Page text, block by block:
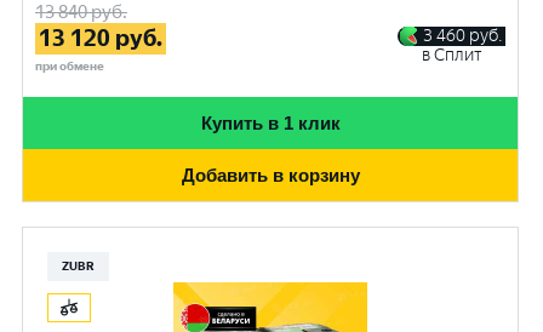
13 840руб.
13 120 руб.
при обмене
3 460 руб.
в Сплит
Купить в 1 клик
Добавить в корзину
ZUBR